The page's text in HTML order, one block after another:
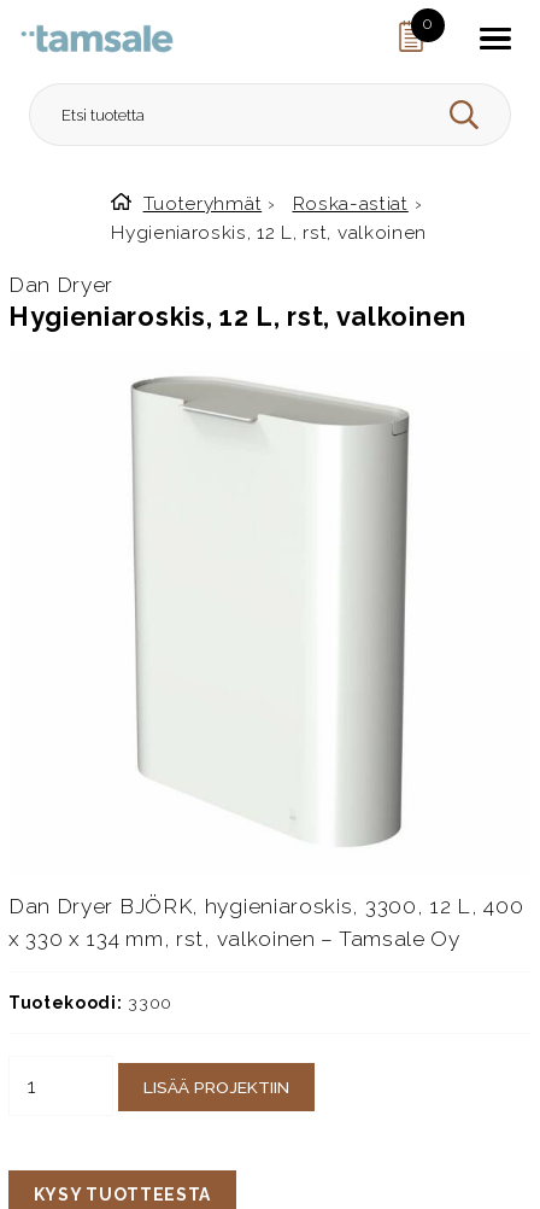
0
HAE
Etusivulle
Tuoteryhmät › Roska-astiat ›
Hygieniaroskis, 12 L, rst, valkoinen
Dan Dryer
Hygieniaroskis, 12 L, rst, valkoinen
Dan Dryer BJÖRK, hygieniaroskis, 3300, 12 L, 400
x 330 x 134 mm, rst, valkoinen – Tamsale Oy
Tuotekoodi: 3300
LISÄÄ PROJEKTIIN
KYSY TUOTTEESTA